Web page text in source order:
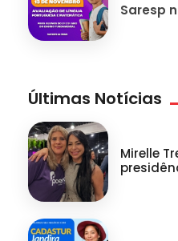
Saresp
Últimas Notícias
Mirelle